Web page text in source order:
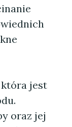
która jest
oraz jej